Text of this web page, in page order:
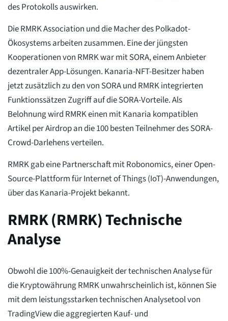
des Protokolls auswirken.
Die RMRK Association und die Macher des Polkadot-
Ökosystems arbeiten zusammen. Eine der jüngsten
Kooperationen von RMRK war mit SORA, einem Anbieter
dezentraler App-Lösungen. Kanaria-NFT-Besitzer haben
jetzt zusätzlich zu den von SORA und RMRK integrierten
Funktionssätzen Zugriff auf die SORA-Vorteile. Als
Belohnung wird RMRK einen mit Kanaria kompatiblen
Artikel per Airdrop an die 100 besten Teilnehmer des SORA-
Crowd-Darlehens verteilen.
RMRK gab eine Partnerschaft mit Robonomics, einer Open-
Source-Plattform für Internet of Things (IoT)-Anwendungen,
über das Kanaria-Projekt bekannt.
RMRK (RMRK) Technische
Analyse
Obwohl die 100%-Genauigkeit der technischen Analyse für
die Kryptowährung RMRK unwahrscheinlich ist, können Sie
mit dem leistungsstarken technischen Analysetool von
TradingView die aggregierten Kauf- und